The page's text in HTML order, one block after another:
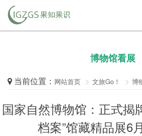
博物馆看展
当前位置： 网站首页 文旅Go！ 博
国家自然博物馆：正式揭
档案”馆藏精品展6